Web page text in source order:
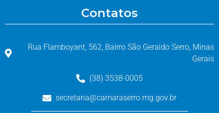
Contatos
Rua Flamboyant, 562, Bairro São Geraldo Serro, Minas
Gerais
(38) 3538-0005
secretaria@camaraserro.mg.gov.br